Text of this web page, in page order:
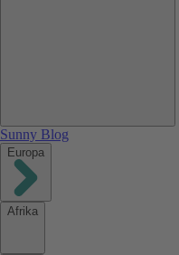
Sunny Blog
Europa
Afrika